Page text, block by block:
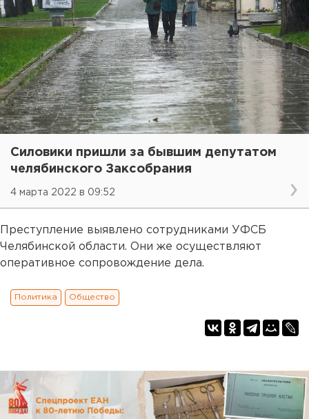
Силовики пришли за бывшим депутатом
челябинского Заксобрания
4 марта 2022 в 09:52
Преступление выявлено сотрудниками УФСБ
Челябинской области. Они же осуществляют
оперативное сопровождение дела.
Политика Общество